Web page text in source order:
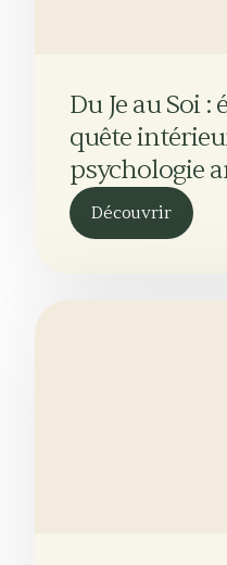
Du Je au Soi :
quête
psychologie
Découvrir